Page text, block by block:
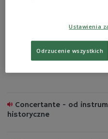
Bach historyczny i
Concertante - od
historyczne
Ustawienia
Odrzucenie wszystkich